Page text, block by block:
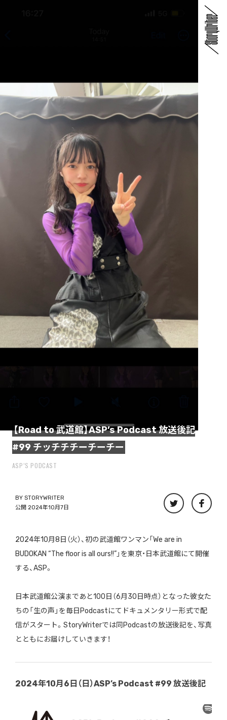
【Road to 武道館】ASP’s Podcast 放送後記
#99 チッチチチーチーチー
ASP’S PODCAST
BY STORYWRITER
公開 2024年10月7日
2024年10月8日（火）、初の武道館ワンマン「We are in
BUDOKAN “The floor is all ours!!”」を東京・日本武道館にて開催
する、ASP。
日本武道館公演まであと100日（6月30日時点）となった彼女た
ちの「生の声」を毎日Podcastにてドキュメンタリー形式で配
信がスタート。StoryWriterでは同Podcastの放送後記を、写真
とともにお届けしていきます！
2024年10月6日（日）ASP’s Podcast #99 放送後記